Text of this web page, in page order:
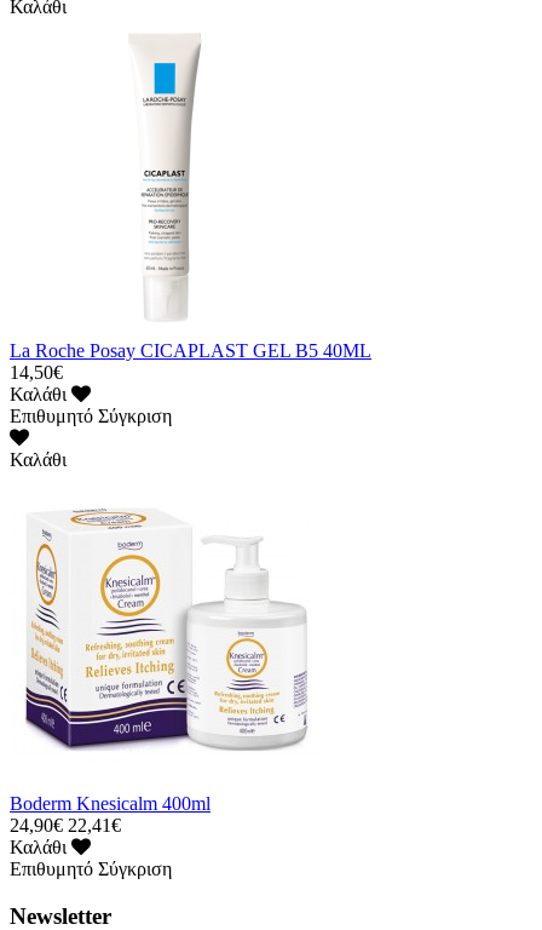
Καλάθι
La Roche Posay CICAPLAST GEL B5 40ML
14,50€
Καλάθι
Επιθυμητό Σύγκριση
Καλάθι
Boderm Knesicalm 400ml
24,90€ 22,41€
Καλάθι
Επιθυμητό Σύγκριση
Newsletter